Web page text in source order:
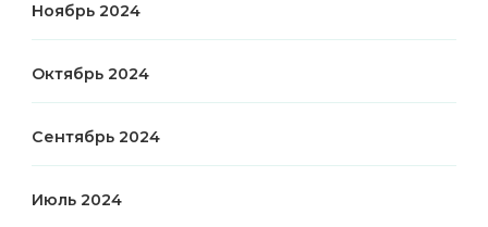
Ноябрь 2024
Октябрь 2024
Сентябрь 2024
Июль 2024